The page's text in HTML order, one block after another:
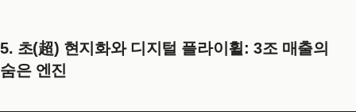
5. 초(超) 현지화와 디지털 플라이휠: 3조 매출의
숨은 엔진